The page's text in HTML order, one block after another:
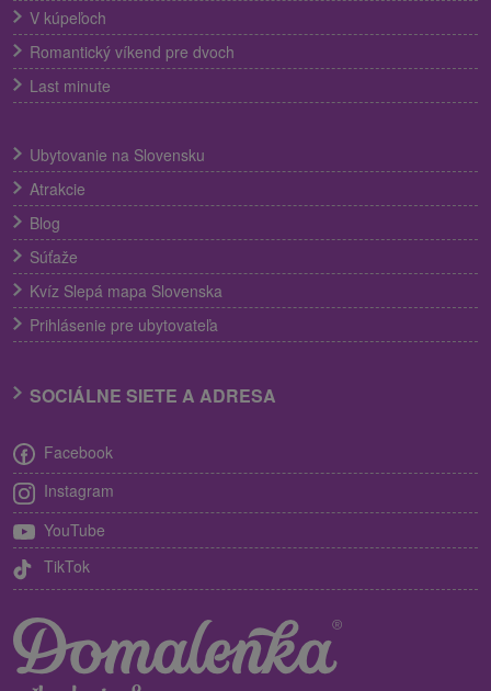
V kúpeľoch
Romantický víkend pre dvoch
Last minute
Ubytovanie na Slovensku
Atrakcie
Blog
Súťaže
Kvíz Slepá mapa Slovenska
Prihlásenie pre ubytovateľa
SOCIÁLNE SIETE A ADRESA
Facebook
Instagram
YouTube
TikTok